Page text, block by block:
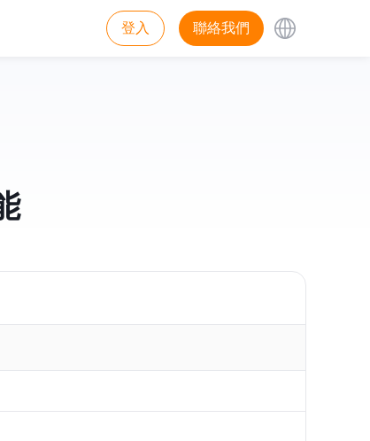
登入 聯絡我們